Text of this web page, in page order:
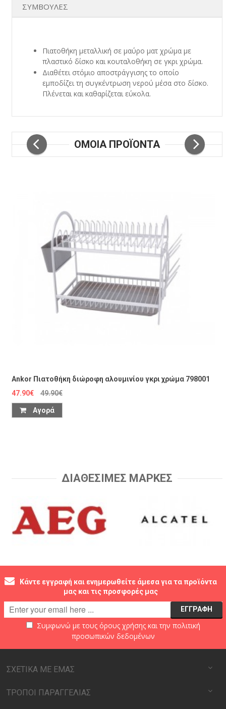
ΣΥΜΒΟΥΛΕΣ
Πιατοθήκη μεταλλική σε μαύρο ματ χρώμα με
πλαστικό δίσκο και κουταλοθήκη σε γκρι χρώμα.
Διαθέτει στόμιο αποστράγγισης το οποίο
εμποδίζει τη συγκέντρωση νερού μέσα στο δίσκο.
Πλένεται και καθαρίζεται εύκολα.
ΟΜΟΙΑ ΠΡΟΪΟΝΤΑ
Ankor Πιατοθήκη διώροφη αλουμινίου γκρι χρώμα 798001
47.90€
49.90€
Αγορά
ΔΙΑΘΕΣΙΜΕΣ ΜΑΡΚΕΣ
Κάντε εγγραφή και ενημερωθείτε άμεσα για τα προϊόντα
μας και τις προσφορές μας
Συμφωνώ με τους όρους χρήσηςκαι την πολιτική
προσωπικών δεδομένων
ΣΧΕΤΙΚΑ ΜΕ ΕΜΑΣ
ΤΡΟΠΟΙ ΠΑΡΑΓΓΕΛΙΑΣ